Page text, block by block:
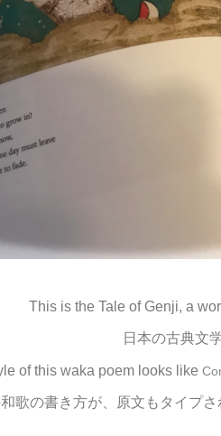
This is the Tale of Genji, a
日本の古典文
of this waka poem looks like
歌の書き方が、原文もタイプさ